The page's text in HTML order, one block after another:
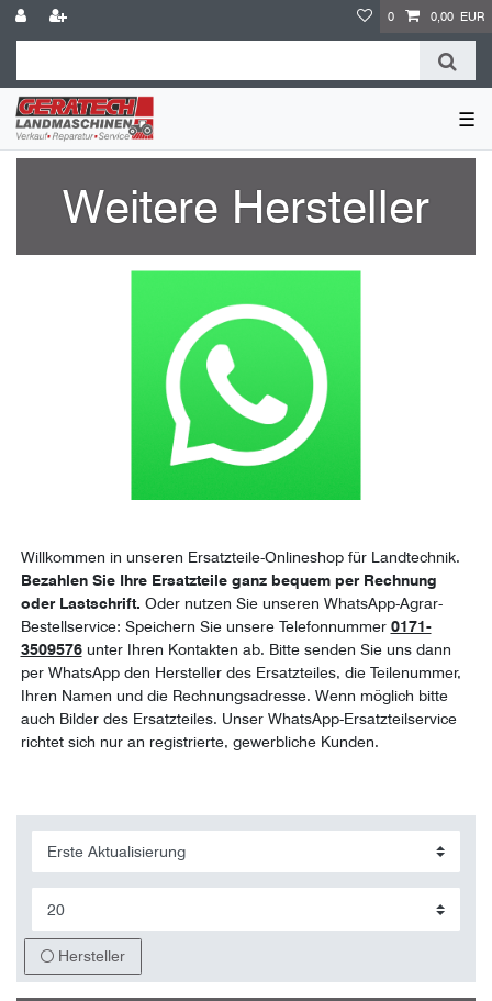
0 0,00 EUR
☰
Weitere Hersteller
Willkommen in unseren Ersatzteile-Onlineshop für Landtechnik.
Bezahlen Sie Ihre Ersatzteile ganz bequem per Rechnung
oder Lastschrift. Oder nutzen Sie unseren WhatsApp-Agrar-
Bestellservice: Speichern Sie unsere Telefonnummer 0171-
3509576unter Ihren Kontakten ab. Bitte senden Sie uns dann
per WhatsApp den Hersteller des Ersatzteiles, die Teilenummer,
Ihren Namen und die Rechnungsadresse. Wenn möglich bitte
auch Bilder des Ersatzteiles. Unser WhatsApp-Ersatzteilservice
richtet sich nur an registrierte, gewerbliche Kunden.
Hersteller